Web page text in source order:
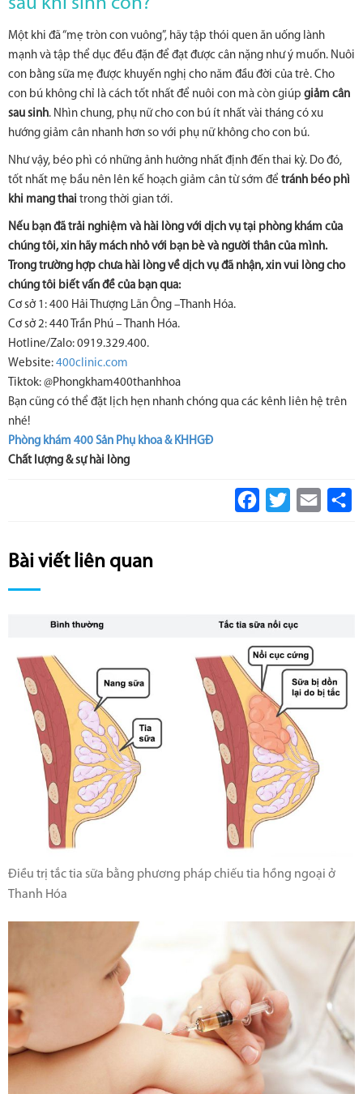
Một khi đã “mẹ tròn con vuông”, hãy tập thói quen ăn uống lành
mạnh và tập thể dục đều đặn để đạt được cân nặng như ý muốn. Nuôi
con bằng sữa mẹ được khuyến nghị cho năm đầu đời của trẻ. Cho
con bú không chỉ là cách tốt nhất để nuôi con mà còn giúp giảm cân
sau sinh. Nhìn chung, phụ nữ cho con bú ít nhất vài tháng có xu
hướng giảm cân nhanh hơn so với phụ nữ không cho con bú.
Như vậy, béo phì có những ảnh hưởng nhất định đến thai kỳ. Do đó,
tốt nhất mẹ bầu nên lên kế hoạch giảm cân từ sớm để tránh béo phì
khi mang thai trong thời gian tới.
Nếu bạn đã trải nghiệm và hài lòng với dịch vụ tại phòng khám của
chúng tôi, xin hãy mách nhỏ với bạn bè và người thân của mình.
Trong trường hợp chưa hài lòng về dịch vụ đã nhận, xin vui lòng cho
chúng tôi biết vấn đề của bạn qua:
Cơ sở 1: 400 Hải Thượng Lãn Ông –Thanh Hóa.
Cơ sở 2: 440 Trần Phú – Thanh Hóa.
Hotline/Zalo: 0919.329.400.
Website: 400clinic.com
Tiktok: @Phongkham400thanhhoa
Bạn cũng có thể đặt lịch hẹn nhanh chóng qua các kênh liên hệ trên
nhé!
Phòng khám 400 Sản Phụ khoa & KHHGĐ
Chất lượng & sự hài lòng
Facebook
Twitter Email
Bài viết liên quan
Điều trị tắc tia sữa bằng phương pháp chiếu tia hồng ngoại ở
Thanh Hóa